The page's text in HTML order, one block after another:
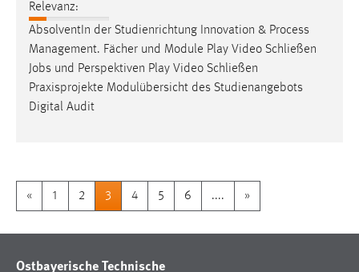
Relevanz:
AbsolventIn der Studienrichtung Innovation & Process
Management. Fächer und Module Play Video Schließen
Jobs und Perspektiven Play Video Schließen
Praxisprojekte Modulübersicht des Studienangebots
Digital Audit
« 1 2 3 4 5 6 .... »
Ostbayerische Technische